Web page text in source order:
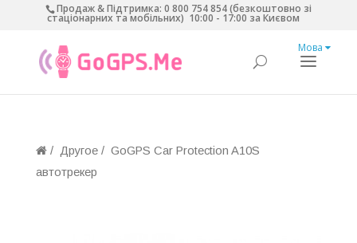
Продаж & Підтримка: 0 800 754 854 (безкоштовно зі
стаціонарних та мобільних) 10:00 - 17:00 за Києвом
Мова
/ Другое/ GoGPS Car Protection A10S
автотрекер